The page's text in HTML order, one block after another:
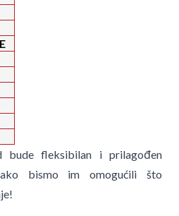
bude fleksibilan i prilagođen
bismo im omogućili što